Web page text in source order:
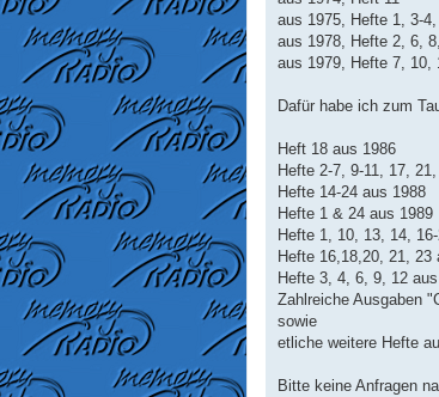
aus 1975, Hefte 1, 3-
aus 1978, Hefte 2, 6,
aus 1979, Hefte 7, 10,
Dafür habe ich zum
Heft 18 aus 1986
Hefte 2-7, 9-11, 17,
Hefte 14-24 aus 1988
Hefte 1 & 24 aus 1989
Hefte 1, 10, 13, 14,
Hefte 16,18,20, 21, 23
Hefte 3, 4, 6, 9, 12
Zahlreiche Ausgaben
sowie
etliche weitere Hefte
Bitte keine Anfragen